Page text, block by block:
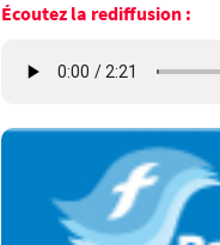
Écoutez la rediffusion :